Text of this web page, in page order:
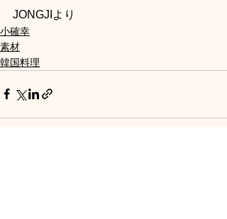
JONGJIより
小確幸
素材
韓国料理